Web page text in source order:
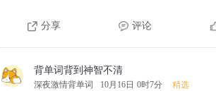
分享 评论
背单词背到神智不清
深夜激情背单词 10月16日 0时7分 精选